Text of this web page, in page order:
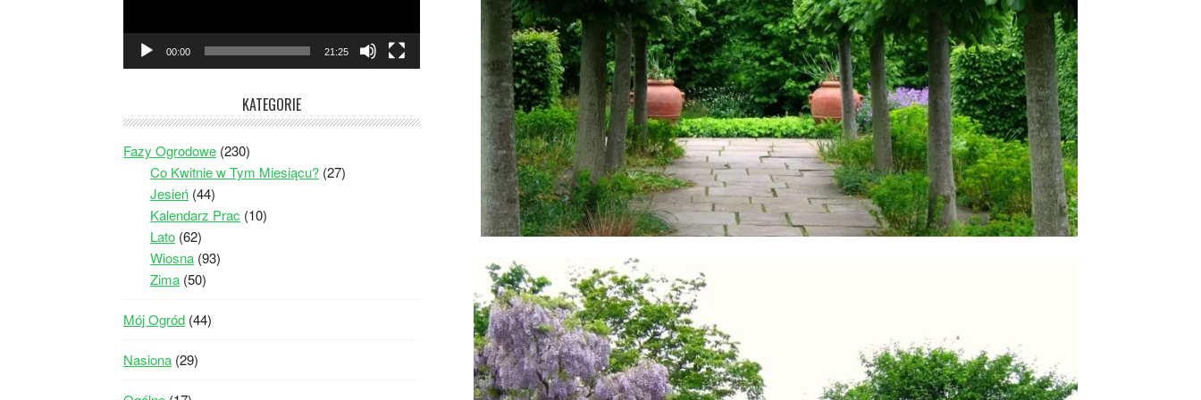
00:00 21:25
KATEGORIE
Fazy Ogrodowe (230)
Co Kwitnie w Tym Miesiącu? (27)
Jesień (44)
Kalendarz Prac (10)
Lato (62)
Wiosna (93)
Zima (50)
Mój Ogród (44)
Nasiona (29)